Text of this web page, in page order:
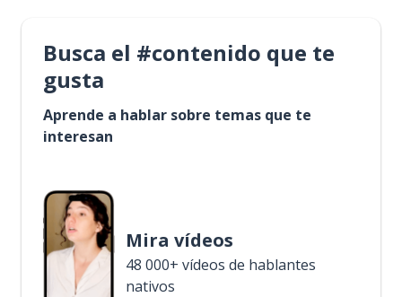
Busca el #contenido que te
gusta
Aprende a hablar sobre temas que te
interesan
Mira vídeos
48 000+ vídeos de hablantes
nativos